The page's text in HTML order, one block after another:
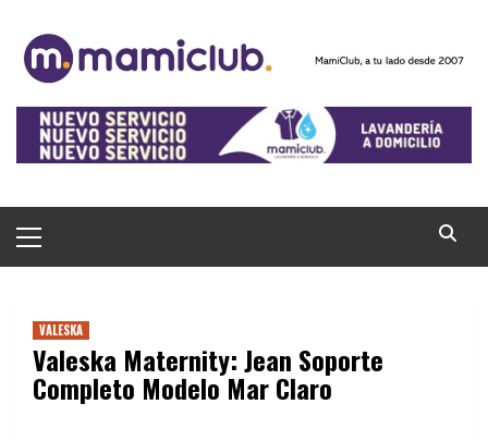
contenido
principal
VALESKA
Valeska Maternity: Jean Soporte
Completo Modelo Mar Claro